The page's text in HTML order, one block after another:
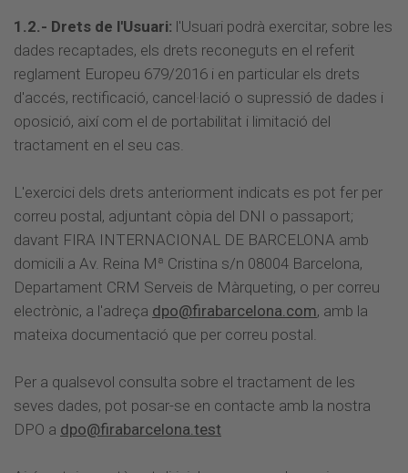
1.2.- Drets de l'Usuari: l'Usuari podrà exercitar, sobre les
dades recaptades, els drets reconeguts en el referit
reglament Europeu 679/2016 i en particular els drets
d'accés, rectificació, cancel·lació o supressió de dades i
oposició, així com el de portabilitat i limitació del
tractament en el seu cas.
L'exercici dels drets anteriorment indicats es pot fer per
correu postal, adjuntant còpia del DNI o passaport;
davant FIRA INTERNACIONAL DE BARCELONA amb
domicili a Av. Reina Mª Cristina s/n 08004 Barcelona,
Departament CRM Serveis de Màrqueting, o per correu
electrònic, a l'adreça dpo@firabarcelona.com, amb la
mateixa documentació que per correu postal.
Per a qualsevol consulta sobre el tractament de les
seves dades, pot posar-se en contacte amb la nostra
DPO a dpo@firabarcelona.test